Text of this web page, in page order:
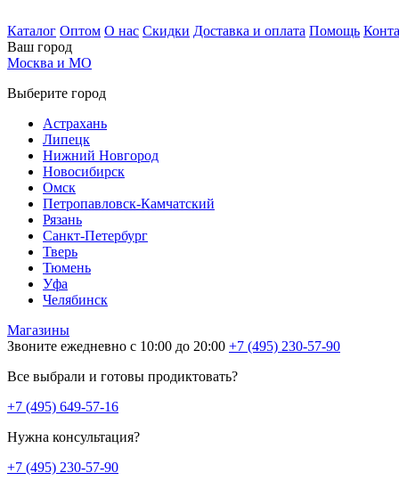
Каталог Оптом О нас Скидки Доставка и оплата Помощь
Ваш город
Москва и МО
Выберите город
Астрахань
Липецк
Нижний Новгород
Новосибирск
Омск
Петропавловск-Камчатский
Рязань
Санкт-Петербург
Тверь
Тюмень
Уфа
Челябинск
Магазины
Звоните ежедневно с 10:00 до 20:00 +7 (495) 230-57-90
Все выбрали и готовы продиктовать?
+7 (495) 649-57-16
Нужна консультация?
+7 (495) 230-57-90